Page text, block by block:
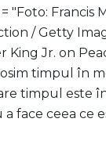
"Foto: Francis
/ Getty
King Jr. on
timpul în
timpul este
face ceea ce